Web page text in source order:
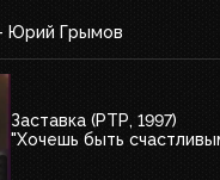
Юрий Грымов
Заставка (РТР, 1997)
"Хочешь быть